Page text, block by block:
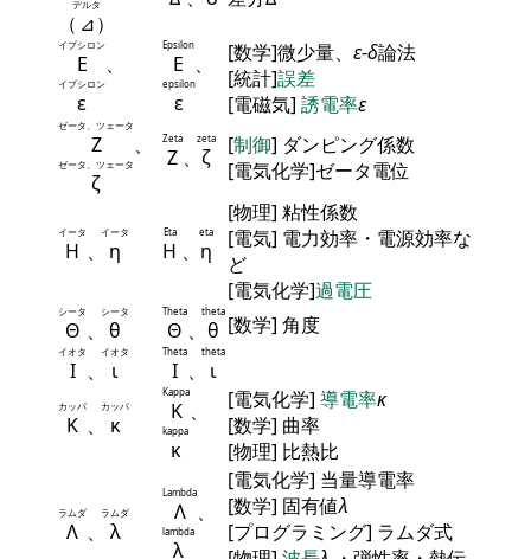
（ ⊿
デルタ
）
Ε
イプシロン
、
ε
イプシロン
Ε
Epsilon
、
ε
epsilon
[数学]微少量、 ε-δ論法
[統計]誤差
[電磁気] 誘電率ε
Ζ
ゼータ、ツェータ
、
ζ
ゼータ、ツェータ Ζ
Zeta
、 ζ
zeta [制御] ダンピング係数
[電気化学]ゼータ電位
Η
イータ
、 η
イータ
Η
Eta
、 η
eta
[物理] 粘性係数
[電気] 電力効率・電源効率な
ど
[電気化学]過電圧
Θ
シータ
、 θ
シータ
Θ
Theta
、 θ
theta
[数学] 角度
Ι
イオタ
、 ι
イオタ
Ι
Theta
、 ι
theta
Κ
カッパ
、 κ
カッパ Κ
Kappa
、
κ
kappa
[電気化学] 導電率κ
[数学] 曲率
[物理] 比熱比
Λ
ラムダ
、 λ
ラムダ Λ
Lambda
、
λ
lambda
[電気化学] 当量導電率
[数学] 固有値λ
[プログラミング] ラムダ式